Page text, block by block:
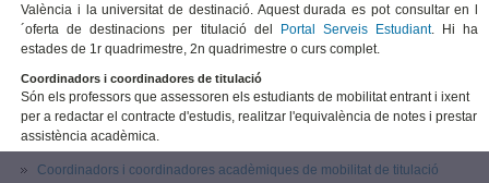
València i la universitat de destinació. Aquest durada es pot consultar en l
´oferta de destinacions per titulació del
Portal Serveis Estudiant. Hi ha
estades de 1r quadrimestre, 2n quadrimestre o curs complet.
Coordinadors i coordinadores de titulació
Són els professors que assessoren els estudiants de mobilitat entrant i ixent
per a redactar el contracte d'estudis, realitzar l'equivalència de notes i prestar
assistència acadèmica.
Coordinadors i coordinadores acadèmiques de mobilitat de titulació